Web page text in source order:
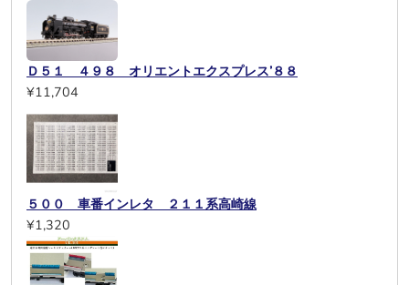
Ｄ５１ ４９８ オリエントエクスプレス’８８
¥11,704
５００ 車番インレタ ２１１系高崎線
¥1,320